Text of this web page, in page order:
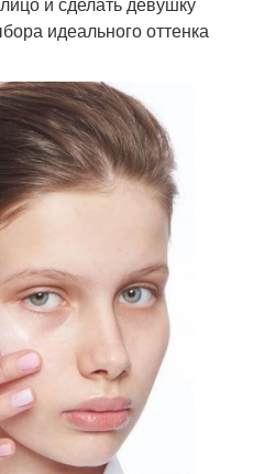
идеального оттенка